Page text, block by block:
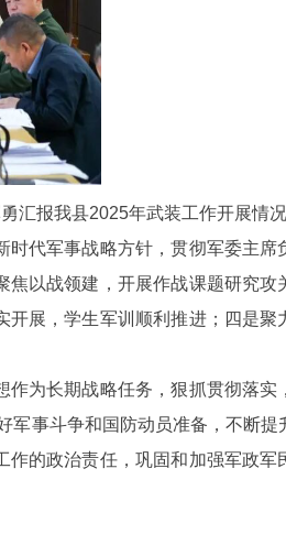
报我县2025年武装工作开展情况
代军事战略方针，贯彻军委主席
以战领建，开展作战课题研究攻
展，学生军训顺利推进；四是聚
为长期战略任务，狠抓贯彻落实
军事斗争和国防动员准备，不断提
的政治责任，巩固和加强军政军